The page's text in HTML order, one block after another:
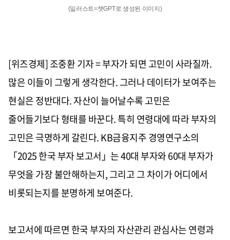
(일러스트=챗GPT로 생성된 이미지)
[위즈경제] 조중환 기자 = 부자가 되면 고민이 사라질까.
많은 이들이 그렇게 생각한다. 그러나 데이터가 보여주는
현실은 정반대다. 자산이 늘어날수록 고민은
줄어들기보다 형태를 바꾼다. 특히 연령대에 따라 부자의
고민은 극명하게 갈린다. KB금융지주 경영연구소의
「2025 한국 부자 보고서」는 40대 부자와 60대 부자가
무엇을 가장 불안해하는지, 그리고 그 차이가 어디에서
비롯되는지를 분명하게 보여준다.
보고서에 따르면 한국 부자의 자산관리 관심사는 연령과